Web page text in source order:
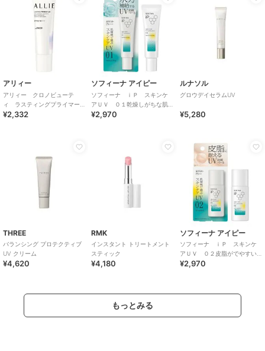
アリィー
アリィー クロノビューテ
ィ ラスティングプライマー
ＵＶ
¥2,332
ソフィーナ アイピー
ソフィーナ ｉＰ スキンケ
アＵＶ ０１乾燥しがちな肌
環境 ＳＰＦ５０＋ ＰＡ＋
¥2,970
ルナソル
グロウデイセラムUV
¥5,280
THREE
バランシング プロテクティブ
UV クリーム
¥4,620
RMK
インスタント トリートメント
スティック
¥4,180
ソフィーナ アイピー
ソフィーナ ｉＰ スキンケ
アＵＶ ０２皮脂がでやすい
肌環境 ＳＰＦ５０＋ ＰＡ
¥2,970
もっとみる